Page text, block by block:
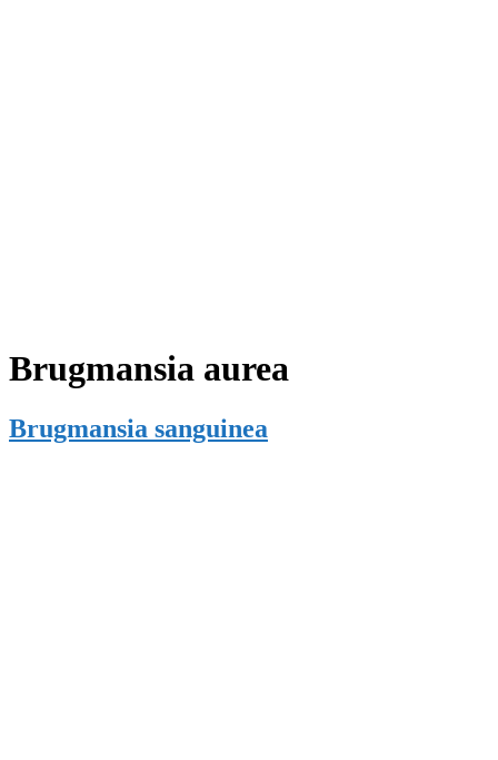
Brugmansia aurea
Brugmansia sanguinea